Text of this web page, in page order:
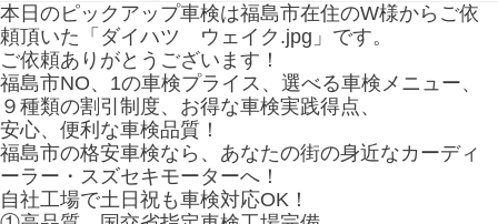
本日のピックアップ車検は福島市在住のW様からご依
頼頂いた「ダイハツ ウェイク.jpg」です。
ご依頼ありがとうございます！
福島市NO、1の車検プライス、選べる車検メニュー、
９種類の割引制度、お得な車検実践得点、
安心、便利な車検品質！
福島市の格安車検なら、あなたの街の身近なカーディ
ーラー・スズセキモーターへ！
自社工場で土日祝も車検対応OK！